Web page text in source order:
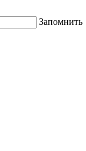
Запомнить